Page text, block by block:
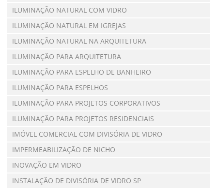
ILUMINAÇÃO NATURAL COM VIDRO
ILUMINAÇÃO NATURAL EM IGREJAS
ILUMINAÇÃO NATURAL NA ARQUITETURA
ILUMINAÇÃO PARA ARQUITETURA
ILUMINAÇÃO PARA ESPELHO DE BANHEIRO
ILUMINAÇÃO PARA ESPELHOS
ILUMINAÇÃO PARA PROJETOS CORPORATIVOS
ILUMINAÇÃO PARA PROJETOS RESIDENCIAIS
IMÓVEL COMERCIAL COM DIVISÓRIA DE VIDRO
IMPERMEABILIZAÇÃO DE NICHO
INOVAÇÃO EM VIDRO
INSTALAÇÃO DE DIVISÓRIA DE VIDRO SP